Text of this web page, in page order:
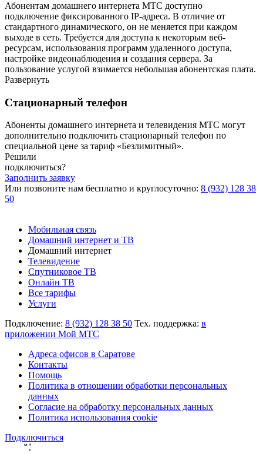
Абонентам домашнего интернета МТС доступно
подключение фиксированного IP-адреса. В отличие от
стандартного динамического, он не меняется при каждом
выходе в сеть. Требуется для доступа к некоторым веб-
ресурсам, использования программ удаленного доступа,
настройке видеонаблюдения и создания сервера. За
пользование услугой взимается небольшая абонентская плата.
Развернуть
Стационарный телефон
Абоненты домашнего интернета и телевидения МТС могут
дополнительно подключить стационарный телефон по
специальной цене за тариф «Безлимитный».
Решили
подключиться?
Заполнить заявку
Или позвоните нам бесплатно и круглосуточно: 8 (932) 128 38
50
Мобильная связь
Домашний интернет и ТВ
Домашний интернет
Телевидение
Спутниковое ТВ
Онлайн ТВ
Все тарифы
Услуги
Подключение: 8 (932) 128 38 50 Тех. поддержка: в
приложении Мой МТС
Адреса офисов в Саратове
Контакты
Помощь
Политика в отношении обработки персональных
данных
Согласие на обработку персональных данных
Политика использования cookie
Подключиться